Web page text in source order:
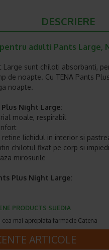
DESCRIERE
adulti Pants Large,
Large sunt chiloti absorbanti,
de noapte. Cu TENA Pants
noapte.
Plus Night Large:
moale, respirabil
lichidul in interior si
chilotul fixat pe corp si
mirosurile
Plus Night Large:
PRODUCTS SUEDIA
mai apropiata farmacie Catena
ARTICOLE